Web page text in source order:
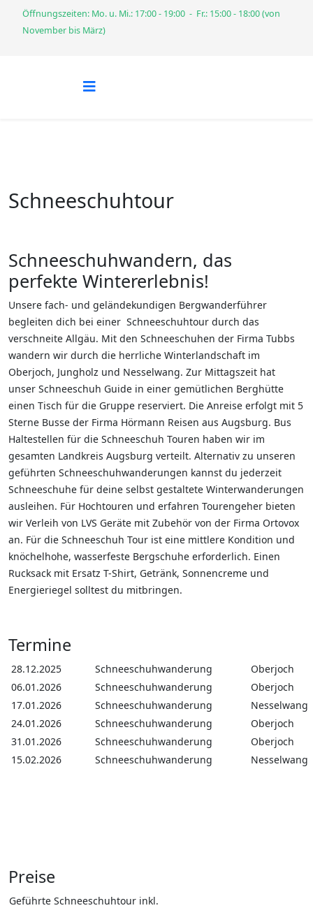
Öffnungszeiten: Mo. u. Mi.: 17:00 - 19:00 - Fr.: 15:00 - 18:00 (von
November bis März)
Schneeschuhtour
Schneeschuhwandern, das
perfekte Wintererlebnis!
Unsere fach- und geländekundigen Bergwanderführer
begleiten dich bei einer Schneeschuhtour durch das
verschneite Allgäu. Mit den Schneeschuhen der Firma Tubbs
wandern wir durch die herrliche Winterlandschaft im
Oberjoch, Jungholz und Nesselwang. Zur Mittagszeit hat
unser Schneeschuh Guide in einer gemütlichen Berghütte
einen Tisch für die Gruppe reserviert. Die Anreise erfolgt mit 5
Sterne Busse der Firma Hörmann Reisen aus Augsburg. Bus
Haltestellen für die Schneeschuh Touren haben wir im
gesamten Landkreis Augsburg verteilt. Alternativ zu unseren
geführten Schneeschuhwanderungen kannst du jederzeit
Schneeschuhe für deine selbst gestaltete Winterwanderungen
ausleihen. Für Hochtouren und erfahren Tourengeher bieten
wir Verleih von LVS Geräte mit Zubehör von der Firma Ortovox
an. Für die Schneeschuh Tour ist eine mittlere Kondition und
knöchelhohe, wasserfeste Bergschuhe erforderlich. Einen
Rucksack mit Ersatz T-Shirt, Getränk, Sonnencreme und
Energieriegel solltest du mitbringen.
Termine
28.12.2025 Schneeschuhwanderung
Oberjoch
06.01.2026
Schneeschuhwanderung
Oberjoch
17.01.2026
Schneeschuhwanderung
Nesselwang
24.01.2026
Schneeschuhwanderung
Oberjoch
31.01.2026
Schneeschuhwanderung
Oberjoch
15.02.2026
Schneeschuhwanderung Nesselwang
Preise
Geführte Schneeschuhtour inkl.